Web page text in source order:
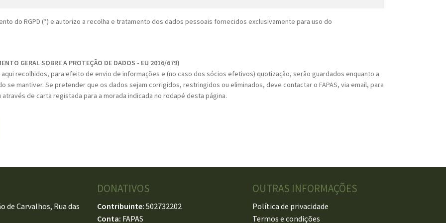
do RGPD (*) e autorizo a recolha e tratamento dos dados pessoais fornecidos exclusivamente para uso do
GERAL SOBRE A PROTEÇÃO DE DADOS - EU 2016/679)
recolhidos, para efeito de envio de informações e (no caso dos sócios efetivos) quotização, serão guardados enquanto a
se mantiver. Se pretender que os dados sejam corrigidos, restringidos ou eliminados, deve contactar o FAPAS, via email, para
de carta registada para a morada indicada no rodapé desta página.
de Carvalhos, Rua das
DONATIVOS
Contribuinte: 502732202
Conta: FAPAS
OUTRAS INFORMAÇÕES
Política de privacidade
Termos e condições